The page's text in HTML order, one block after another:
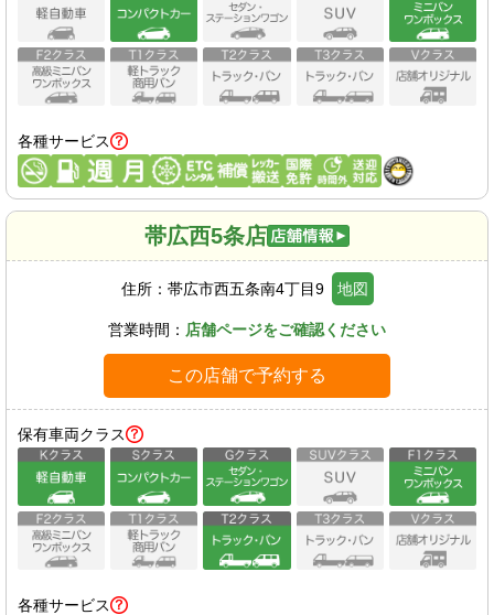
各種サービス
帯広西5条店
住所： 帯広市西五条南4丁目9 地図
営業時間： 店舗ページをご確認ください
この店舗で予約する
保有車両クラス
各種サービス